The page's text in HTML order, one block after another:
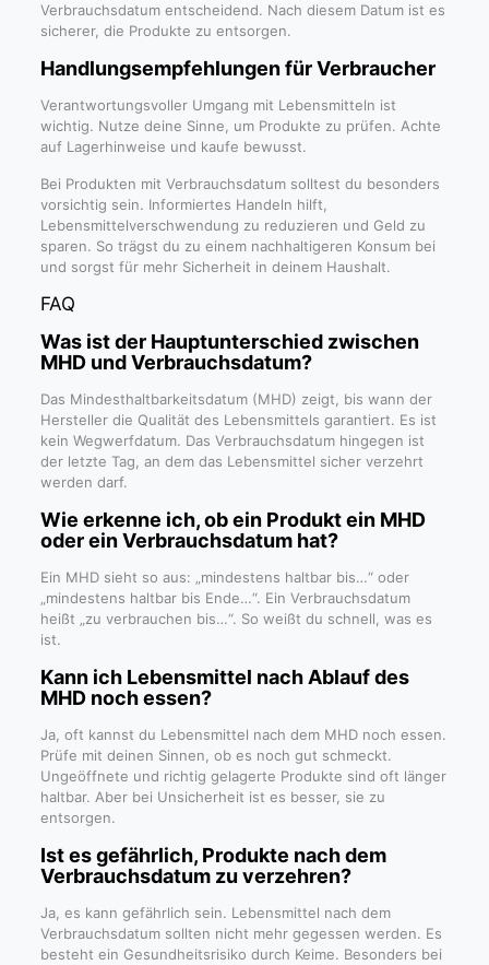
Verbrauchsdatum entscheidend. Nach diesem Datum ist es
sicherer, die Produkte zu entsorgen.
Handlungsempfehlungen für Verbraucher
Verantwortungsvoller Umgang mit Lebensmitteln ist
wichtig. Nutze deine Sinne, um Produkte zu prüfen. Achte
auf Lagerhinweise und kaufe bewusst.
Bei Produkten mit Verbrauchsdatum solltest du besonders
vorsichtig sein. Informiertes Handeln hilft,
Lebensmittelverschwendung zu reduzieren und Geld zu
sparen. So trägst du zu einem nachhaltigeren Konsum bei
und sorgst für mehr Sicherheit in deinem Haushalt.
FAQ
Was ist der Hauptunterschied zwischen
MHD und Verbrauchsdatum?
Das Mindesthaltbarkeitsdatum (MHD) zeigt, bis wann der
Hersteller die Qualität des Lebensmittels garantiert. Es ist
kein Wegwerfdatum. Das Verbrauchsdatum hingegen ist
der letzte Tag, an dem das Lebensmittel sicher verzehrt
werden darf.
Wie erkenne ich, ob ein Produkt ein MHD
oder ein Verbrauchsdatum hat?
Ein MHD sieht so aus: „mindestens haltbar bis…“ oder
„mindestens haltbar bis Ende…“. Ein Verbrauchsdatum
heißt „zu verbrauchen bis…“. So weißt du schnell, was es
ist.
Kann ich Lebensmittel nach Ablauf des
MHD noch essen?
Ja, oft kannst du Lebensmittel nach dem MHD noch essen.
Prüfe mit deinen Sinnen, ob es noch gut schmeckt.
Ungeöffnete und richtig gelagerte Produkte sind oft länger
haltbar. Aber bei Unsicherheit ist es besser, sie zu
entsorgen.
Ist es gefährlich, Produkte nach dem
Verbrauchsdatum zu verzehren?
Ja, es kann gefährlich sein. Lebensmittel nach dem
Verbrauchsdatum sollten nicht mehr gegessen werden. Es
besteht ein Gesundheitsrisiko durch Keime. Besonders bei